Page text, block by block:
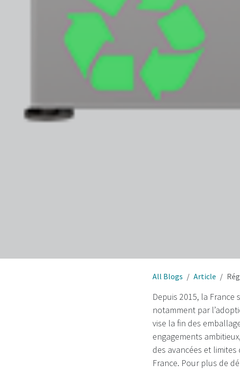
All Blogs Article
Depuis 2015, la
notamment par
vise la fin des
engagements
des avancées et
France. Pour plus de